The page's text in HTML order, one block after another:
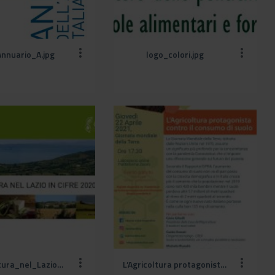
logo_colori.jpg
L_Agricoltura_nel_Lazio_in_cifre_2020.jpg L’Agricoltura protagonista (1).jpg